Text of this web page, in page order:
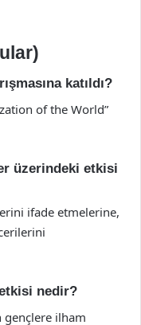
katıldı?
of the World”
üzerindeki etkisi
ifade etmelerine,
nedir?
gençlere ilham